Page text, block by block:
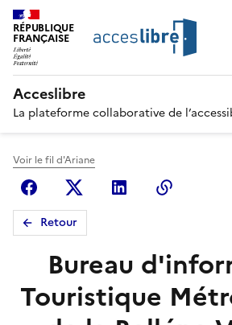
RÉPUBLIQUE
FRANÇAISE
Acceslibre
La plateforme collaborative de
Voir le fil d'Ariane
FacebookX (anciennement
Linkedin
Retour
Bureau
Touristique